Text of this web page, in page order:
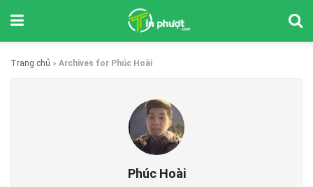
Trang chủ » Archives for Phúc Hoài
Phúc Hoài